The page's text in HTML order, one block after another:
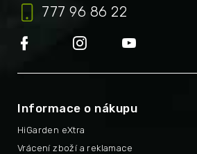
777 96 86 22
Informace o nákupu
HiGarden eXtra
Vrácení zboží a reklamace